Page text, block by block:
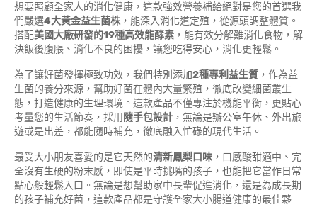
想要照顧全家人的消化健康，這款強效營養補給絕對是您的首選我
們嚴選4大黃金益生菌株 ，能深入消化道定殖，從源頭調整體質。
搭配美國大廠研發的19種高效能酵素 ，能有效分解難消化食物，解
決飯後腹脹、消化不良的困擾，讓您吃得安心，消化更輕鬆。
為了讓好菌發揮極致功效，我們特別添加2種專利益生質 ，作為益
生菌的養分來源，幫助好菌在體內大量繁殖，徹底改變細菌叢生
態，打造健康的生理環境。這款產品不僅專注於機能平衡，更貼心
考量您的生活節奏，採用 隨手包設計 ，無論是辦公室午休、外出旅
遊或是出差，都能隨時補充，徹底融入忙碌的現代生活。
最受大小朋友喜愛的是它天然的清新鳳梨口味 ，口感酸甜適中、完
全沒有生硬的粉末感，即使是平時挑嘴的孩子，也能把它當作日常
點心般輕鬆入口。無論是想幫助家中長輩促進消化，還是為成長期
的孩子補充好菌，這款產品都是守護全家大小腸道健康的最佳夥